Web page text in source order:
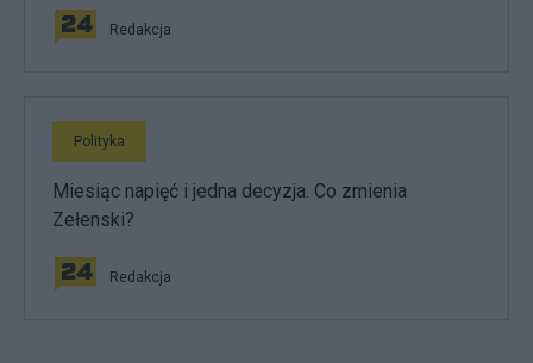
Redakcja
Polityka
Miesiąc napięć i jedna decyzja. Co zmienia
Zełenski?
Redakcja